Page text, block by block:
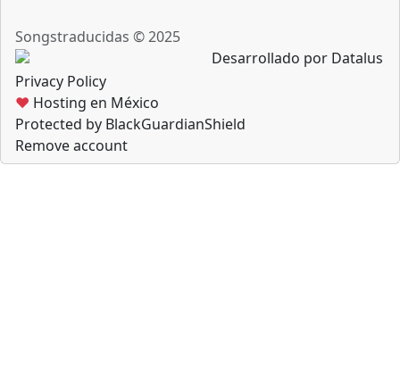
Songstraducidas © 2025
Desarrollado por Datalus
Privacy Policy
♥ Hosting en México
Protected by BlackGuardianShield
Remove account